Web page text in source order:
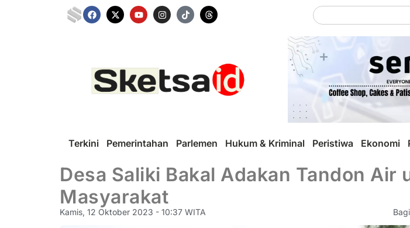
Terkini Pemerintahan Parlemen Hukum & Kriminal Peristiwa Ekonomi
Desa Saliki Bakal Adakan Tandon
Masyarakat
Kamis, 12 Oktober 2023 - 10:37 WITA